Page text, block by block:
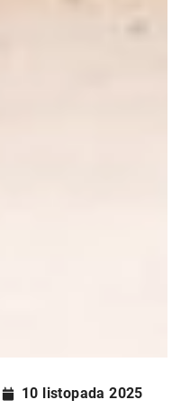
10 listopada 2025